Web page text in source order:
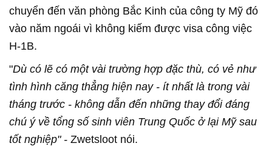
chuyển đến văn phòng Bắc Kinh của công ty Mỹ đó
vào năm ngoái vì không kiếm được visa công việc
H-1B.
"Dù có lẽ có một vài trường hợp đặc thù, có vẻ như
tình hình căng thẳng hiện nay - ít nhất là trong vài
tháng trước - không dẫn đến những thay đổi đáng
chú ý về tổng số sinh viên Trung Quốc ở lại Mỹ sau
tốt nghiệp" - Zwetsloot nói.